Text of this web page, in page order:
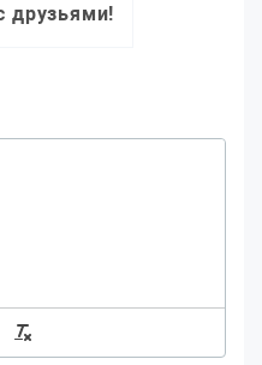
друзьями!